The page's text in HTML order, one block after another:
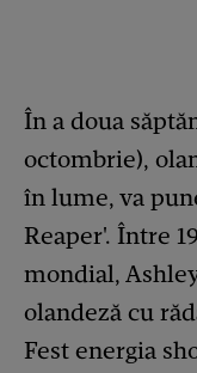
În a doua
octombrie),
în lume, va
Reaper'. Între
mondial,
olandeză cu
Fest energia